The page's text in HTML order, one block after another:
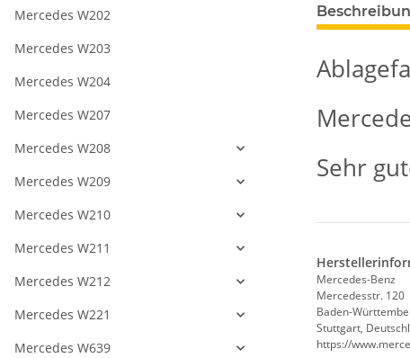
Sehr
Mercedes-Benz
Mercedesstr. 120
Baden-
Stuttgart,
https://
Mercedes W202
Mercedes W203
Mercedes W204
Mercedes W207
Mercedes W208
Mercedes W209
Mercedes W210
Mercedes W211
Mercedes W212
Mercedes W221
Mercedes W639